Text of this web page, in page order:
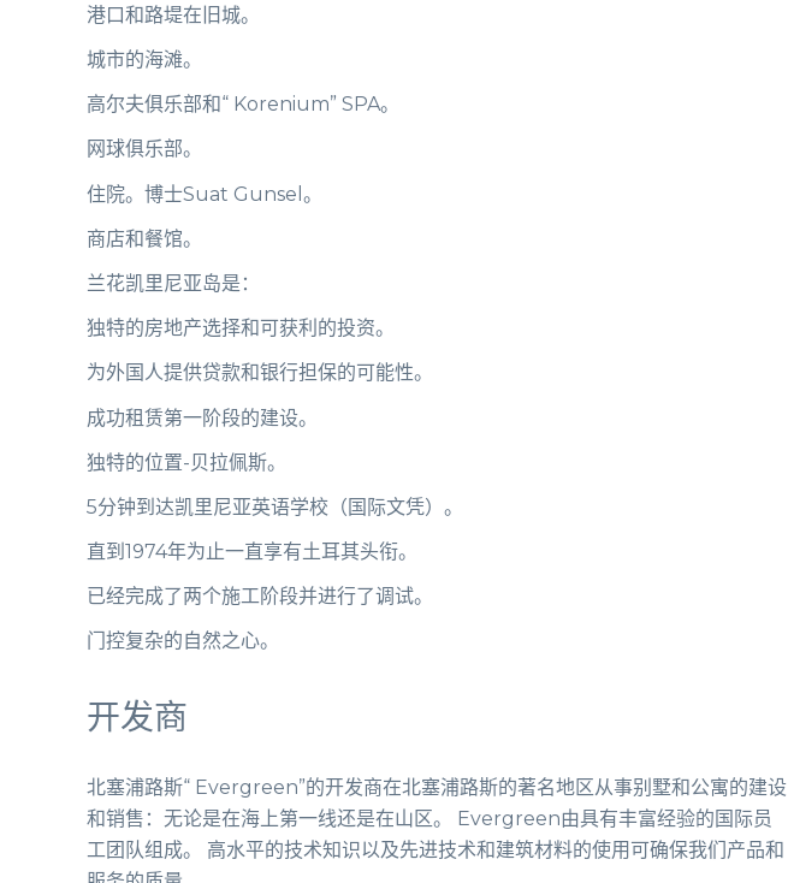
港口和路堤在旧城。
城市的海滩。
高尔夫俱乐部和“ Korenium” SPA。
网球俱乐部。
住院。博士Suat Gunsel。
商店和餐馆。
兰花凯里尼亚岛是：
独特的房地产选择和可获利的投资。
为外国人提供贷款和银行担保的可能性。
成功租赁第一阶段的建设。
独特的位置-贝拉佩斯。
5分钟到达凯里尼亚英语学校（国际文凭）。
直到1974年为止一直享有土耳其头衔。
已经完成了两个施工阶段并进行了调试。
门控复杂的自然之心。
开发商
北塞浦路斯“ Evergreen”的开发商在北塞浦路斯的著名地区从事别墅和公寓的建设
和销售：无论是在海上第一线还是在山区。 Evergreen由具有丰富经验的国际员
工团队组成。 高水平的技术知识以及先进技术和建筑材料的使用可确保我们产品和